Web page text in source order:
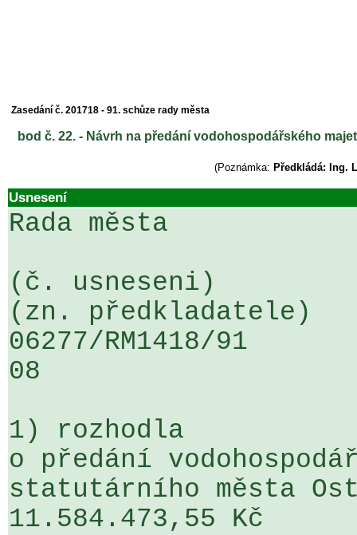
Zasedání č. 201718 - 91. schůze rady města
bod č. 22. - Návrh na předání vodohospodářského
(Poznámka: Předkládá: Ing.
Usnesení
Rada města
(č. usneseni)
(zn. předkladatele)
06277/RM1418/
08
1) rozhodla
o předání
statutárního města
11.584.473,55 Kč